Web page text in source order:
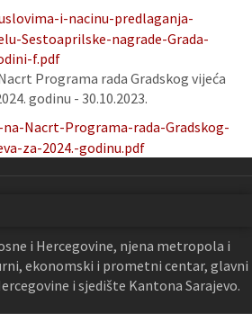
i-nacinu-predlaganja-
Sestoaprilske-nagrade-Grada-
f.pdf
Programa rada Gradskog vijeća
godinu - 30.10.2023.
Nacrt-Programa-rada-Gradskog-
za-2024.-godinu.pdf
i Hercegovine, njena metropola i
ekonomski i prometni centar, glavni
i sjedište Kantona Sarajevo.